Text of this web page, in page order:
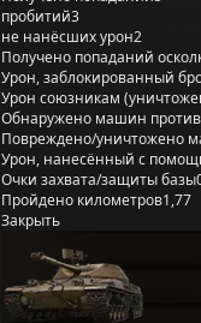
пробитий3
не нанёсших урон2
Получено попаданий
Урон, заблокированный
Урон союзникам
Обнаружено машин
Повреждено/уничтожено
Урон, нанесённый с
Очки захвата/защиты базы
Пройдено километров1,77
Закрыть